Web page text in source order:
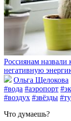
Россиянам
негативную
Ольга Щелокова
#вода #аэропорт
#воздух #звёзды
Что думаешь?